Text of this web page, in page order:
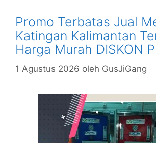
Promo Terbatas Jual
Katingan Kalimantan
Harga Murah DISKON
1 Agustus 2026 oleh GusJiGang